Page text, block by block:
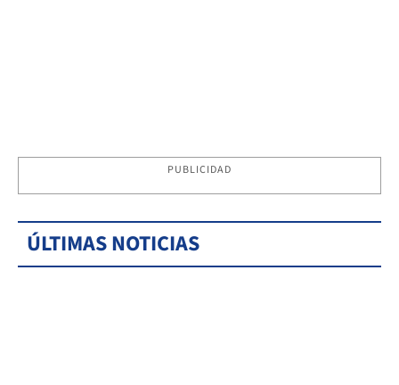
PUBLICIDAD
ÚLTIMAS NOTICIAS